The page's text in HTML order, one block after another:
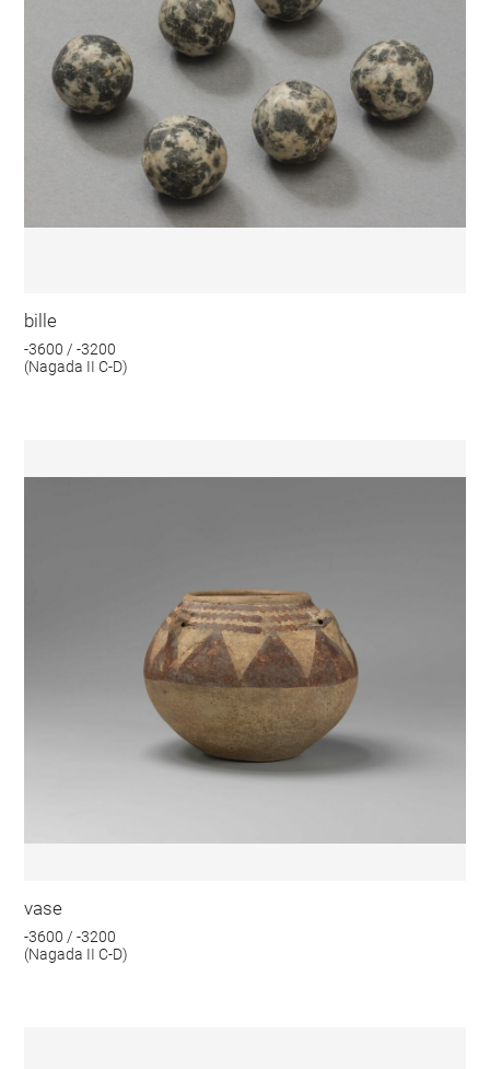
bille
-3600 / -3200
(Nagada II C-D)
vase
-3600 / -3200
(Nagada II C-D)